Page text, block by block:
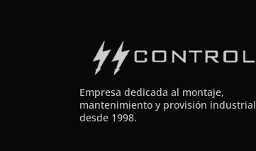
Empresa dedicada al montaje,
mantenimiento y provisión industrial
desde 1998.